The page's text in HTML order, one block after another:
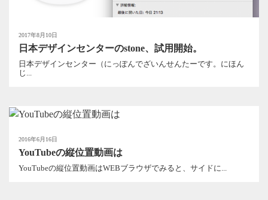
2017年8月10日
日本デザインセンターのstone、試用開始。
日本デザインセンター（にっぽんでざいんせんたーです。にほん
じ...
2016年6月16日
YouTubeの縦位置動画は
YouTubeの縦位置動画はWEBブラウザでみると、サイドに...